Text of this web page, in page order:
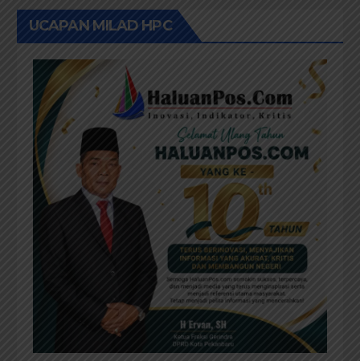
UCAPAN MILAD HPC